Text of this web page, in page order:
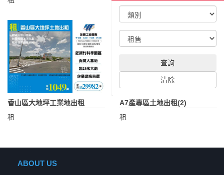
查詢
清除
香山區大地坪工業地出租
租
A7產專區土地出租(2)
租
ABOUT US